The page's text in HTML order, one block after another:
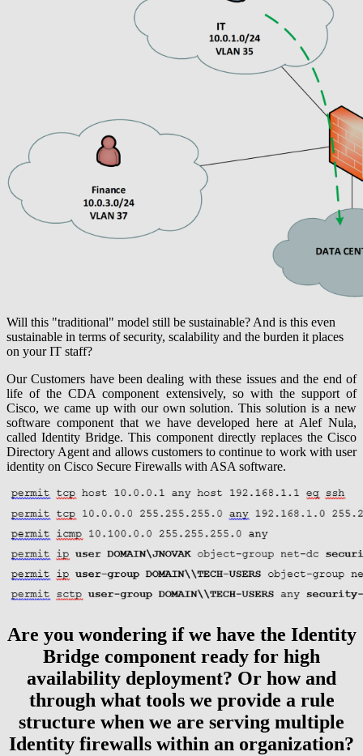
Will this "traditional" model still be sustainable? And is this even
sustainable in terms of security, scalability and the burden it places
on your IT staff?
Our Customers have been dealing with these issues and the end of
life of the CDA component extensively, so with the support of
Cisco, we came up with our own solution. This solution is a new
software component that we have developed here at Alef Nula,
called Identity Bridge. This component directly replaces the Cisco
Directory Agent and allows customers to continue to work with user
identity on Cisco Secure Firewalls with ASA software.
Are you wondering if we have the Identity
Bridge component ready for high
availability deployment? Or how and
through what tools we provide a rule
structure when we are serving multiple
Identity firewalls within an organization?